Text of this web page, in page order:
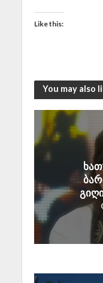
Like this:
You may also